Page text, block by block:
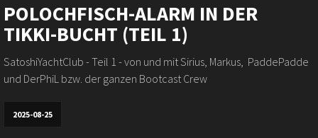
POLOCHFISCH-ALARM IN DER
TIKKI-BUCHT (TEIL 1)
SatoshiYachtClub - Teil 1 - von und mit Sirius, Markus, PaddePadde
und DerPhiL bzw. der ganzen Bootcast Crew
2025-08-25